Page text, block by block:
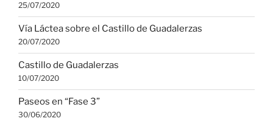
25/07/2020
Vía Láctea sobre el Castillo de Guadalerzas
20/07/2020
Castillo de Guadalerzas
10/07/2020
Paseos en “Fase 3”
30/06/2020